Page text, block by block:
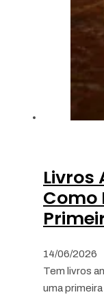
Livros
Como
14/06/2026
Tem livros
uma